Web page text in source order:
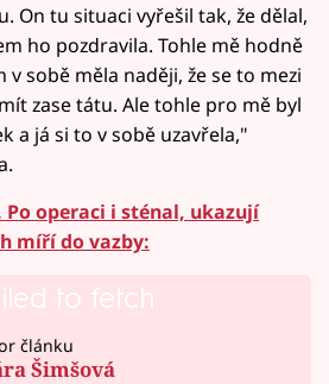
On tu situaci vyřešil tak, že dělal,
ho pozdravila. Tohle mě hodně
v sobě měla naději, že se to mezi
zase tátu. Ale tohle pro mě byl
a já si to v sobě uzavřela,"
Po operaci i sténal, ukazují
míří do vazby:
to fetch
článku
Šimšová